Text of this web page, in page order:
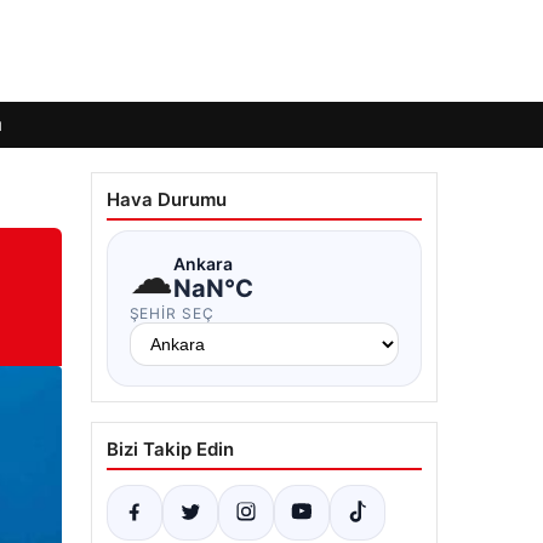
Hava Durumu
☁Ankara
NaN°C
ŞEHIR SEÇ
Bizi Takip Edin